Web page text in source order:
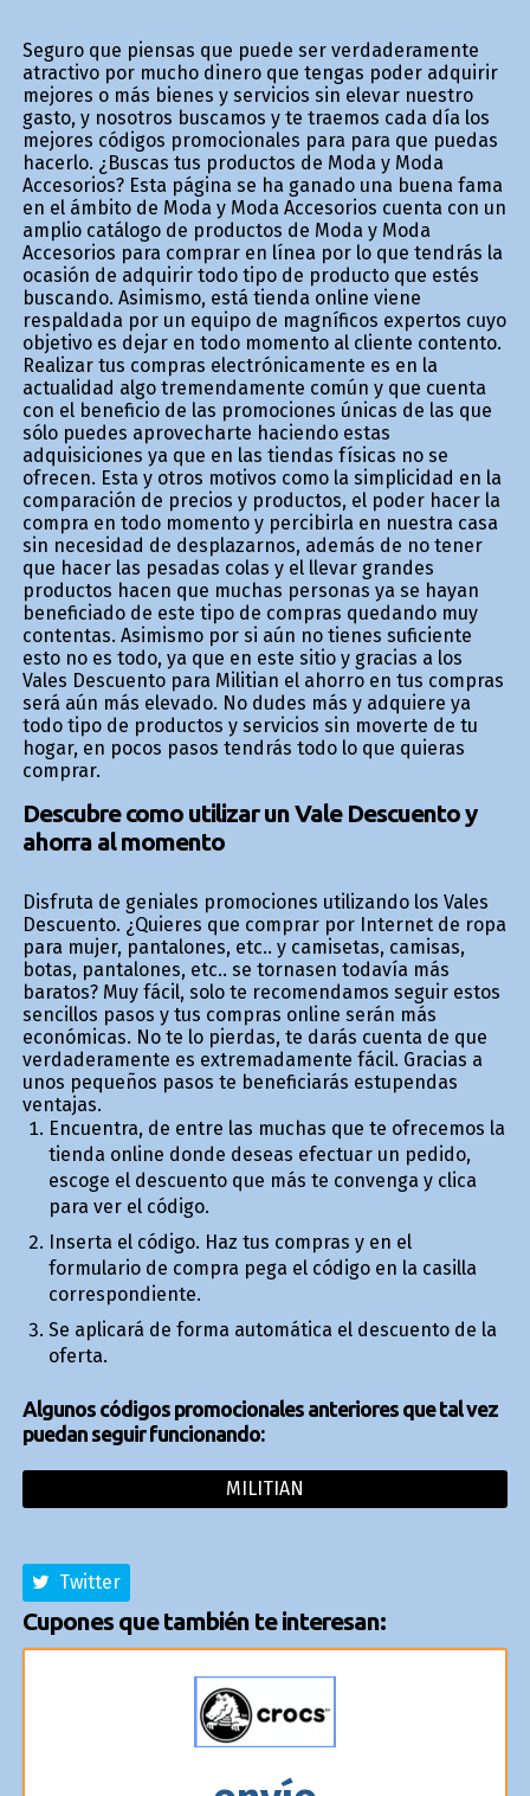
Seguro que piensas que puede ser verdaderamente
atractivo por mucho dinero que tengas poder adquirir
mejores o más bienes y servicios sin elevar nuestro
gasto, y nosotros buscamos y te traemos cada día los
mejores códigos promocionales para para que puedas
hacerlo. ¿Buscas tus productos de Moda y Moda
Accesorios? Esta página se ha ganado una buena fama
en el ámbito de Moda y Moda Accesorios cuenta con un
amplio catálogo de productos de Moda y Moda
Accesorios para comprar en línea por lo que tendrás la
ocasión de adquirir todo tipo de producto que estés
buscando. Asimismo, está tienda online viene
respaldada por un equipo de magníficos expertos cuyo
objetivo es dejar en todo momento al cliente contento.
Realizar tus compras electrónicamente es en la
actualidad algo tremendamente común y que cuenta
con el beneficio de las promociones únicas de las que
sólo puedes aprovecharte haciendo estas
adquisiciones ya que en las tiendas físicas no se
ofrecen. Esta y otros motivos como la simplicidad en la
comparación de precios y productos, el poder hacer la
compra en todo momento y percibirla en nuestra casa
sin necesidad de desplazarnos, además de no tener
que hacer las pesadas colas y el llevar grandes
productos hacen que muchas personas ya se hayan
beneficiado de este tipo de compras quedando muy
contentas. Asimismo por si aún no tienes suficiente
esto no es todo, ya que en este sitio y gracias a los
Vales Descuento para Militian el ahorro en tus compras
será aún más elevado. No dudes más y adquiere ya
todo tipo de productos y servicios sin moverte de tu
hogar, en pocos pasos tendrás todo lo que quieras
comprar.
Descubre como utilizar un Vale Descuento y
ahorra al momento
Disfruta de geniales promociones utilizando los Vales
Descuento. ¿Quieres que comprar por Internet de ropa
para mujer, pantalones, etc.. y camisetas, camisas,
botas, pantalones, etc.. se tornasen todavía más
baratos? Muy fácil, solo te recomendamos seguir estos
sencillos pasos y tus compras online serán más
económicas. No te lo pierdas, te darás cuenta de que
verdaderamente es extremadamente fácil. Gracias a
unos pequeños pasos te beneficiarás estupendas
ventajas.
Encuentra, de entre las muchas que te ofrecemos la
tienda online donde deseas efectuar un pedido,
escoge el descuento que más te convenga y clica
para ver el código.
Inserta el código. Haz tus compras y en el
formulario de compra pega el código en la casilla
correspondiente.
Se aplicará de forma automática el descuento de la
oferta.
Algunos códigos promocionales anteriores que tal vez
puedan seguir funcionando:
MILITIAN
Twitter
Cupones que también te interesan: